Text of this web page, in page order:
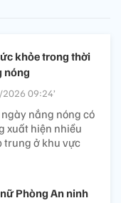
khỏe trong thời
nóng
09:24’
ngày nắng nóng có
xuất hiện nhiều
trung ở khu vực
Phòng An ninh